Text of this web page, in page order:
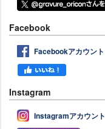
Facebook
Facebookアカウント
Instagram
Instagramアカウント